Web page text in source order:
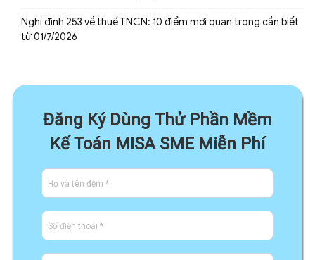
Nghị định 253 về thuế TNCN: 10 điểm mới quan trọng cần biết
từ 01/7/2026
Đăng Ký Dùng Thử Phần Mềm
Kế Toán MISA SME Miễn Phí